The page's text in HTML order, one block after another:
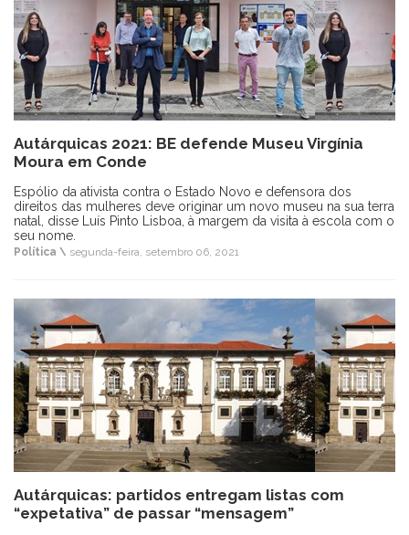
Autárquicas 2021: BE defende Museu Virgínia
Moura em Conde
Espólio da ativista contra o Estado Novo e defensora dos
direitos das mulheres deve originar um novo museu na sua terra
natal, disse Luís Pinto Lisboa, à margem da visita à escola com o
seu nome.
Política \ segunda-feira, setembro 06, 2021
Autárquicas: partidos entregam listas com
“expetativa” de passar “mensagem”